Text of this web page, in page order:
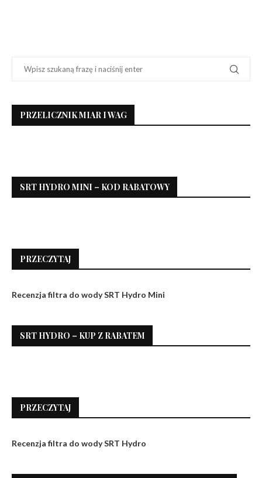
PRZELICZNIK MIAR I WAG
SRT HYDRO MINI – KOD RABATOWY
PRZECZYTAJ
Recenzja filtra do wody SRT Hydro Mini
SRT HYDRO – KUP Z RABATEM
PRZECZYTAJ
Recenzja filtra do wody SRT Hydro